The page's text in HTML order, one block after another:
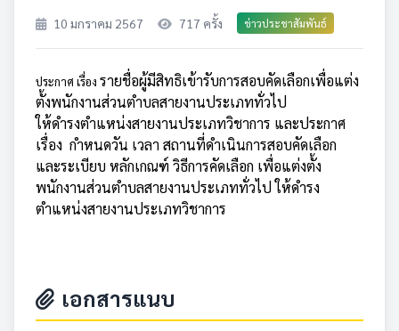
10 มกราคม 2567 717 ครั้ง ข่าวประชาสัมพันธ์
ประกาศ เรื่อง รายชื่อผู้มีสิทธิเข้ารับการสอบคัดเลือกเพื่อแต่ง
ตั้งพนักงานส่วนตำบลสายงานประเภททั่วไป
ให้ดำรงตำแหน่งสายงานประเภทวิชาการ และประกาศ
เรื่อง กำหนดวัน เวลา สถานที่ดำเนินการสอบคัดเลือก
และระเบียบ หลักเกณฑ์ วิธีการคัดเลือก เพื่อแต่งตั้ง
พนักงานส่วนตำบลสายงานประเภททั่วไป ให้ดำรง
ตำแหน่งสายงานประเภทวิชาการ
เอกสารแนบ